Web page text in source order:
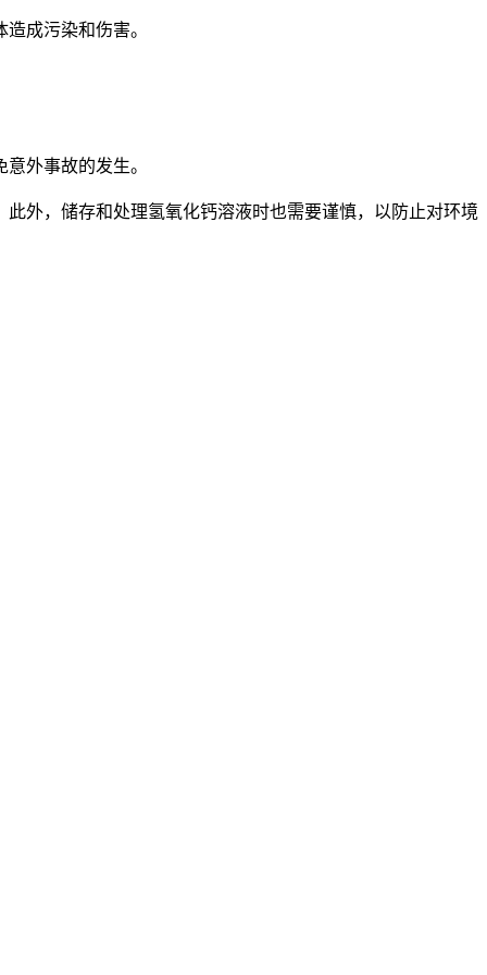
成污染和伤害。
外事故的发生。
外，储存和处理氢氧化钙溶液时也需要谨慎，以防止对环境